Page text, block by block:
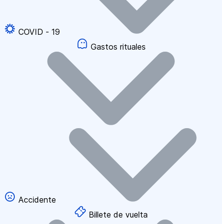
COVID - 19
Gastos rituales
Accidente
Billete de vuelta